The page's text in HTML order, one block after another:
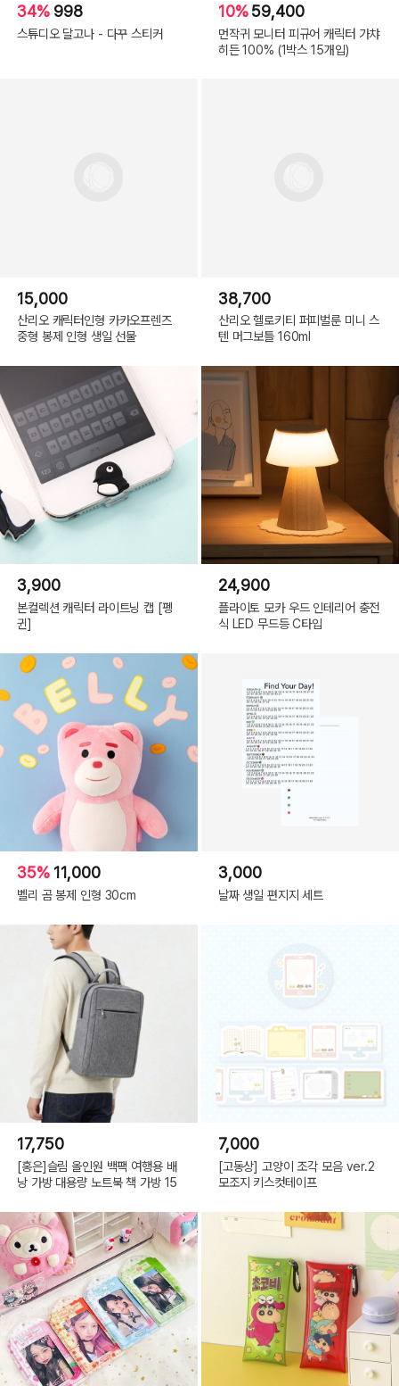
34% 998
스튜디오 달고나 - 다꾸 스티커
10%59,400
먼작귀 모니터 피규어 캐릭터 가챠
히든 100% (1박스 15개입)
15,000
산리오 캐릭터인형 카카오프렌즈
중형 봉제 인형 생일 선물
38,700
산리오 헬로키티 퍼피벌룬 미니 스
텐 머그보틀 160ml
3,900
본컬렉션 캐릭터 라이트닝 캡 [펭
귄]
24,900
플라이토 모카 우드 인테리어 충전
식 LED 무드등 C타입
35% 11,000
벨리 곰 봉제 인형 30cm
3,000
날짜 생일 편지지 세트
17,750
[홍은]슬림 올인원 백팩 여행용 배
낭 가방 대용량 노트북 책 가방 15
7,000
[고동상] 고양이 조각 모음 ver.2
모조지 키스컷테이프